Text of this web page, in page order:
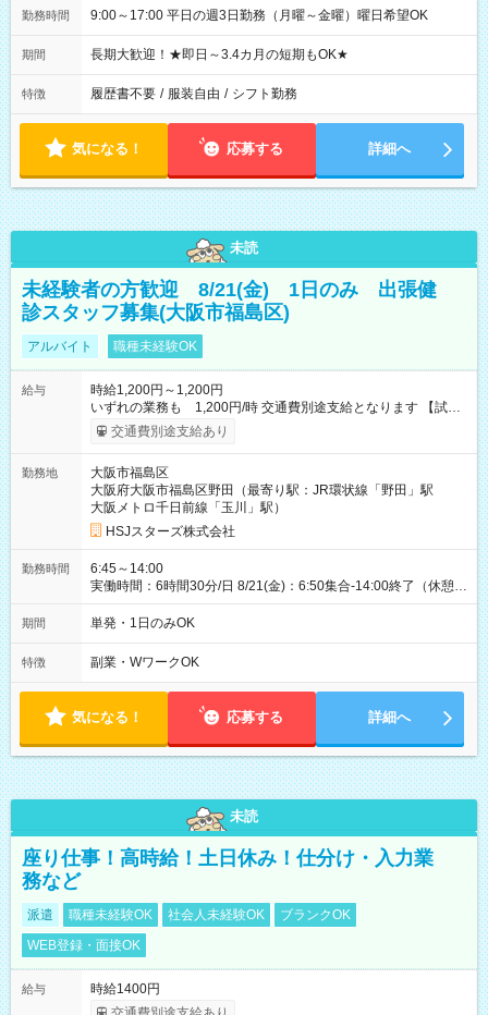
勤務時間 9:00～17:00 平日の週3日勤務（月曜～金曜）曜日希望OK
期間 長期大歓迎！★即日～3.4カ月の短期もOK★
特徴 履歴書不要 / 服装自由 / シフト勤務
気になる！ 応募する 詳細へ
未読
未経験者の方歓迎 8/21(金) 1日のみ 出張健
診スタッフ募集(大阪市福島区)
アルバイト 職種未経験OK
給与
時給1,200円～1,200円
いずれの業務も 1,200円/時 交通費別途支給となります 【試用
期間】試用期間なし
交通費別途支給あり
勤務地
大阪市福島区
大阪府大阪市福島区野田（最寄り駅：JR環状線「野田」駅
大阪メトロ千日前線「玉川」駅）
HSJスターズ株式会社
勤務時間
6:45～14:00
実働時間：6時間30分/日 8/21(金)：6:50集合-14:00終了（休憩
45分)
期間 単発・1日のみOK
特徴 副業・WワークOK
気になる！ 応募する 詳細へ
未読
座り仕事！高時給！土日休み！仕分け・入力業
務など
派遣 職種未経験OK 社会人未経験OK
ブランクOK
WEB登録・面接OK
給与
時給1400円